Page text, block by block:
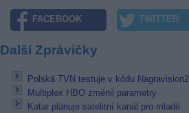
FACEBOOK TWITTER
Další Zprávičky
Polská TVN testuje v kódu Nagravision2
Multiplex HBO změnil parametry
Katar plánuje satelitní kanál pro mladé